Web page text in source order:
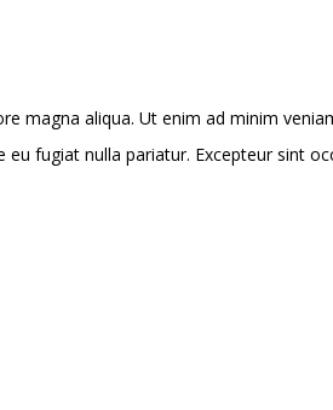
magna aliqua. Ut enim ad minim
fugiat nulla pariatur. Excepteur sint